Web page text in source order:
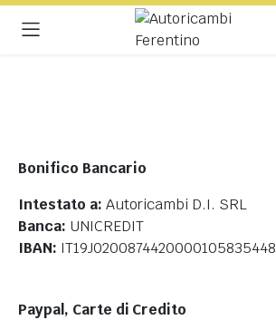
Bonifico Bancario
Intestato a: Autoricambi D.I. SRL
Banca: UNICREDIT
IBAN: IT19J0200874420000105835448
Paypal, Carte di Credito